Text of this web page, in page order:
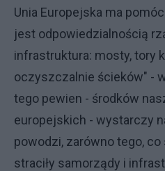
Unia Europejska ma
jest odpowiedzialnością
infrastruktura: mosty, tory
oczyszczalnie ścieków" -
tego pewien - środków
europejskich - wystarczy
powodzi, zarówno tego,
straciły samorządy i